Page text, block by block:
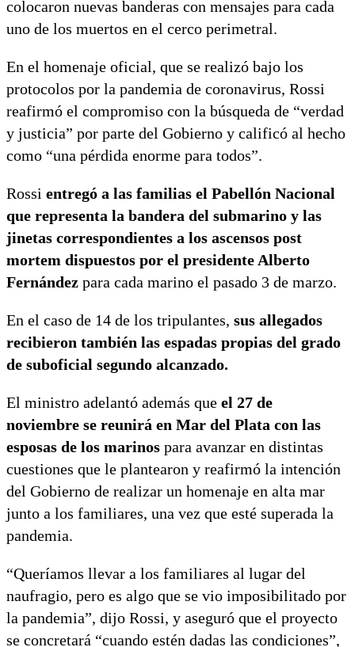
colocaron nuevas banderas con mensajes para cada
uno de los muertos en el cerco perimetral.
En el homenaje oficial, que se realizó bajo los
protocolos por la pandemia de coronavirus, Rossi
reafirmó el compromiso con la búsqueda de “verdad
y justicia” por parte del Gobierno y calificó al hecho
como “una pérdida enorme para todos”.
Rossi entregó a las familias el Pabellón Nacional
que representa la bandera del submarino y las
jinetas correspondientes a los ascensos post
mortem dispuestos por el presidente Alberto
Fernández para cada marino el pasado 3 de marzo.
En el caso de 14 de los tripulantes, sus allegados
recibieron también las espadas propias del grado
de suboficial segundo alcanzado.
El ministro adelantó además que el 27 de
noviembre se reunirá en Mar del Plata con las
esposas de los marinos para avanzar en distintas
cuestiones que le plantearon y reafirmó la intención
del Gobierno de realizar un homenaje en alta mar
junto a los familiares, una vez que esté superada la
pandemia.
“Queríamos llevar a los familiares al lugar del
naufragio, pero es algo que se vio imposibilitado por
la pandemia”, dijo Rossi, y aseguró que el proyecto
se concretará “cuando estén dadas las condiciones”,